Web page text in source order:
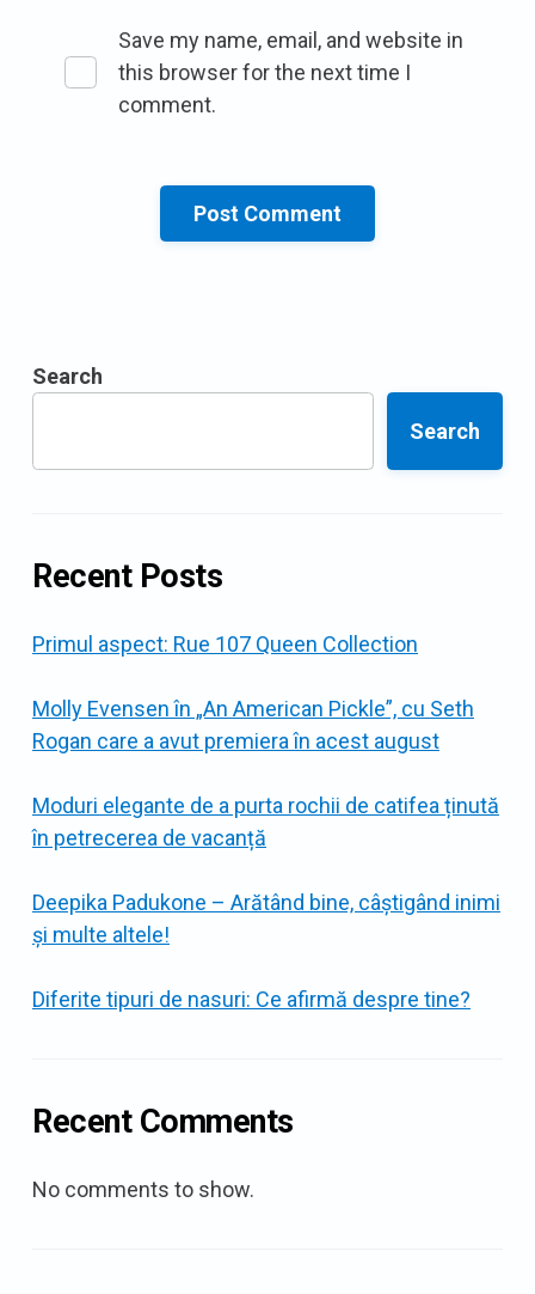
Save my name, email, and website in
this browser for the next time I
comment.
Search
Search
Recent Posts
Primul aspect: Rue 107 Queen Collection
Molly Evensen în „An American Pickle”, cu Seth
Rogan care a avut premiera în acest august
Moduri elegante de a purta rochii de catifea ținută
în petrecerea de vacanță
Deepika Padukone – Arătând bine, câștigând inimi
și multe altele!
Diferite tipuri de nasuri: Ce afirmă despre tine?
Recent Comments
No comments to show.